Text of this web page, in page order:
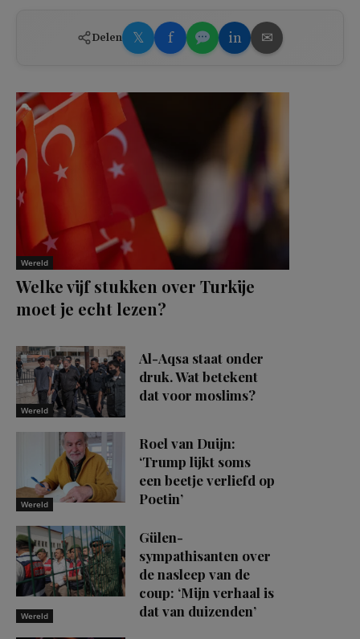
Delen 𝕏 f in ✉
Wereld
Welke vijf stukken over Turkije
moet je echt lezen?
Wereld
Al-Aqsa staat onder
druk. Wat betekent
dat voor moslims?
Wereld
Roel van Duijn:
‘Trump lijkt soms
een beetje verliefd op
Poetin’
Wereld
Gülen-
sympathisanten over
de nasleep van de
coup: ‘Mijn verhaal is
dat van duizenden’